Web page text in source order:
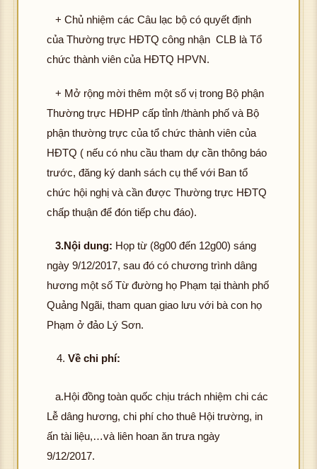
+ Chủ nhiệm các Câu lạc bộ có quyết định
của Thường trực HĐTQ công nhận CLB là Tổ
chức thành viên của HĐTQ HPVN.
+ Mở rộng mời thêm một số vị trong Bộ phận
Thường trực HĐHP cấp tỉnh /thành phố và Bộ
phận thường trực của tổ chức thành viên của
HĐTQ ( nếu có nhu cầu tham dự cần thông báo
trước, đăng ký danh sách cụ thể với Ban tổ
chức hội nghị và cần được Thường trực HĐTQ
chấp thuận để đón tiếp chu đáo).
3.Nội dung: Họp từ (8g00 đến 12g00) sáng
ngày 9/12/2017, sau đó có chương trình dâng
hương một số Từ đường họ Phạm tại thành phố
Quảng Ngãi, tham quan giao lưu với bà con họ
Phạm ở đảo Lý Sơn.
Về chi phí:
a.Hội đồng toàn quốc chịu trách nhiệm chi các
Lễ dâng hương, chi phí cho thuê Hội trường, in
ấn tài liệu,…và liên hoan ăn trưa ngày
9/12/2017.